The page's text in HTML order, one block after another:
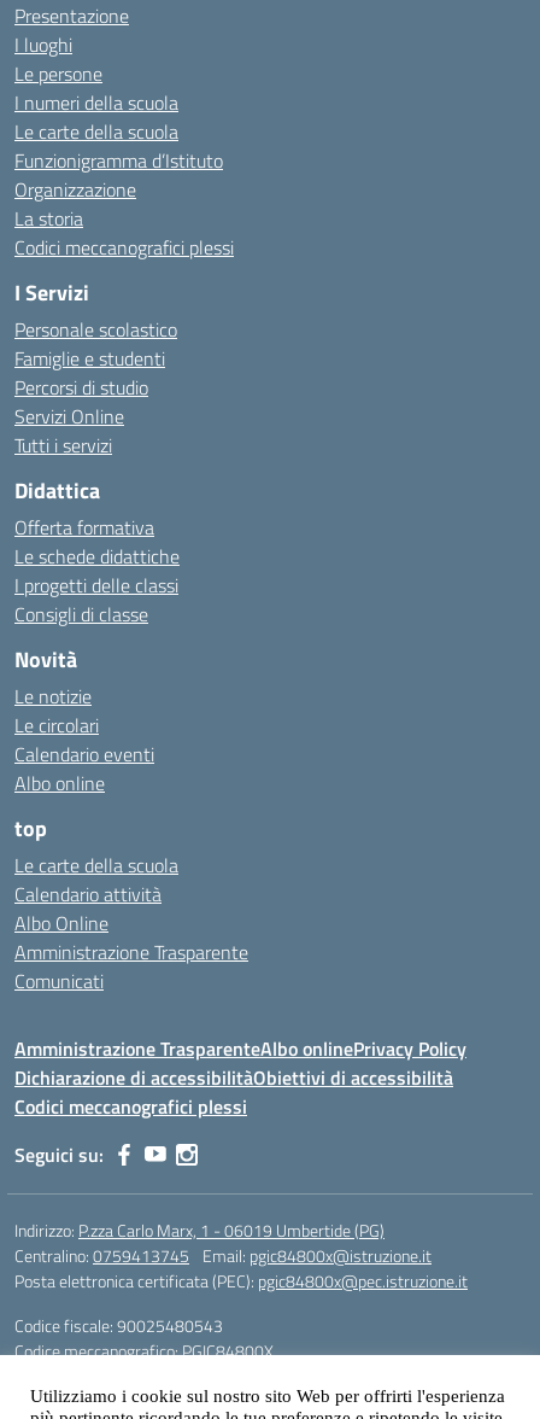
Presentazione
I luoghi
Le persone
I numeri della scuola
Le carte della scuola
Funzionigramma d’Istituto
Organizzazione
La storia
Codici meccanografici plessi
I Servizi
Personale scolastico
Famiglie e studenti
Percorsi di studio
Servizi Online
Tutti i servizi
Didattica
Offerta formativa
Le schede didattiche
I progetti delle classi
Consigli di classe
Novità
Le notizie
Le circolari
Calendario eventi
Albo online
top
Le carte della scuola
Calendario attività
Albo Online
Amministrazione Trasparente
Comunicati
Amministrazione TrasparenteAlbo onlinePrivacy Policy
Dichiarazione di accessibilitàObiettivi di accessibilità
Codici meccanografici plessi
Seguici su:
Indirizzo: P.zza Carlo Marx, 1 - 06019 Umbertide (PG)
Centralino:0759413745 Email: pgic84800x@istruzione.it
Posta elettronica certificata (PEC): pgic84800x@pec.istruzione.it
Codice fiscale: 90025480543
Codice meccanografico:PGIC84800X
Utilizziamo i cookie sul nostro sito Web per offrirti l'esperienza